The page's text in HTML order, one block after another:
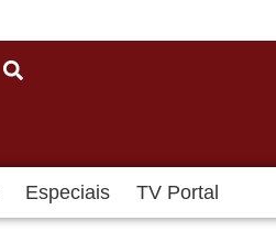
Especiais TV Portal